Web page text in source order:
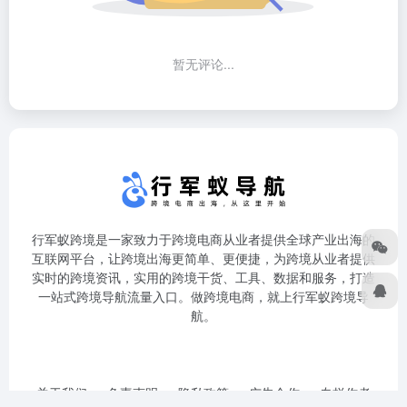
暂无评论...
行军蚁跨境是一家致力于跨境电商从业者提供全球产业出海的
互联网平台，让跨境出海更简单、更便捷，为跨境从业者提供
实时的跨境资讯，实用的跨境干货、工具、数据和服务，打造
一站式跨境导航流量入口。做跨境电商，就上行军蚁跨境导
航。
关于我们 免责声明 隐私政策 广告合作
专栏作者